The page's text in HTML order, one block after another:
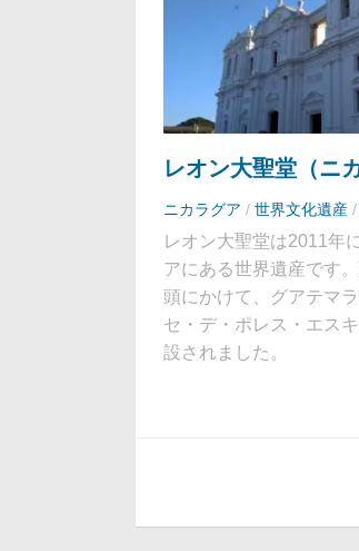
レオン大聖堂（ニ
ニカラグア / 世界文化遺産 /
レオン大聖堂は2011年
アにある世界遺産です
頭にかけて、グアテマ
セ・デ・ポレス・エス
設されました。